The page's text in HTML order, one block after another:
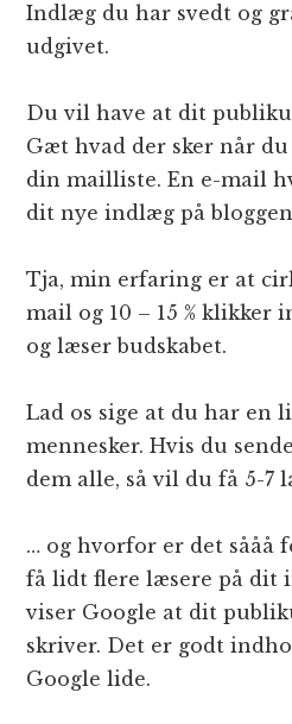
Indlæg du har svedt og
udgivet.
Du vil have at dit
Gæt hvad der sker når
din mailliste. En e-mail
dit nye indlæg på
Tja, min erfaring er at
mail og 10 – 15 %
og læser budskabet.
Lad os sige at du har en
mennesker. Hvis du
dem alle, så vil du få 5-7
… og hvorfor er det sååå
få lidt flere læsere på dit
viser Google at dit
skriver. Det er godt
Google lide.